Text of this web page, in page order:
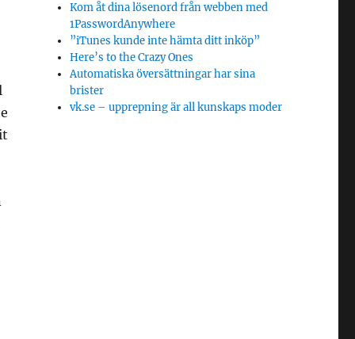
Kom åt dina lösenord från webben med
1PasswordAnywhere
”iTunes kunde inte hämta ditt inköp”
Here’s to the Crazy Ones
Automatiska översättningar har sina
brister
vk.se – upprepning är all kunskaps moder